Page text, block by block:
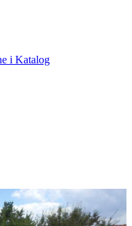
i Katalog